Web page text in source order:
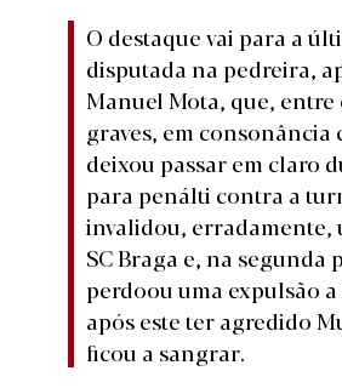
O destaque vai para a
disputada na pedreira,
Manuel Mota, que,
graves, em consonância
deixou passar em claro
para penálti contra a
invalidou, erradamente,
SC Braga e, na segunda
perdoou uma expulsão
após este ter agredido
ficou a sangrar.